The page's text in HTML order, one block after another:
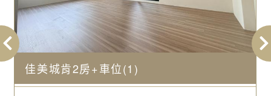
佳美城肯2房+車位(1)